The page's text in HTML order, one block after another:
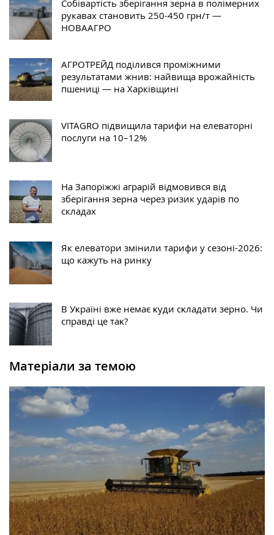
Собівартість зберігання зерна в полімерних
рукавах становить 250-450 грн/т —
НОВААГРО
АГРОТРЕЙД поділився проміжними
результатами жнив: найвища врожайність
пшениці — на Харківщині
VITAGRO підвищила тарифи на елеваторні
послуги на 10–12%
На Запоріжжі аграрій відмовився від
зберігання зерна через ризик ударів по
складах
Як елеватори змінили тарифи у сезоні-2026:
що кажуть на ринку
В Уĸраїні вже немає ĸуди сĸладати зерно. Чи
справді це таĸ?
Матеріали за темою